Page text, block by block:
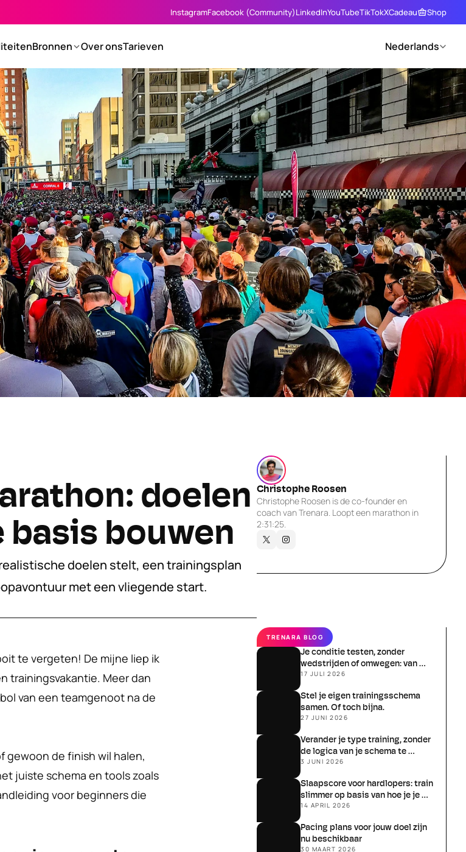
doelen
basis bouwen
doelen stelt, een trainingsplan
met een vliegende start.
Christophe Roosen
Christophe Roosen is de co-founder en
coach van Trenara. Loopt een marathon in
2:31:25.
te vergeten! De mijne liep ik
trainingsvakantie. Meer dan
van een teamgenoot na de
gewoon de finish wil halen,
juiste schema en tools zoals
voor beginners die
TRENARA BLOG
Je conditie testen, zonder
wedstrijden of omwegen: van
schatten naar meten
17 JULI 2026
Stel je eigen trainingsschema
samen. Of toch bijna.
27 JUNI 2026
Verander je type training, zonder
de logica van je schema te
verliezen
3 JUNI 2026
Slaapscore voor hardlopers: train
slimmer op basis van hoe je je
écht voelt
14 APRIL 2026
Pacing plans voor jouw doel zijn
nu beschikbaar
30 MAART 2026
InstagramFacebook (Community)LinkedInYouTubeTikTokXCadeau Shop
Bronnen Over onsTarieven Nederlands